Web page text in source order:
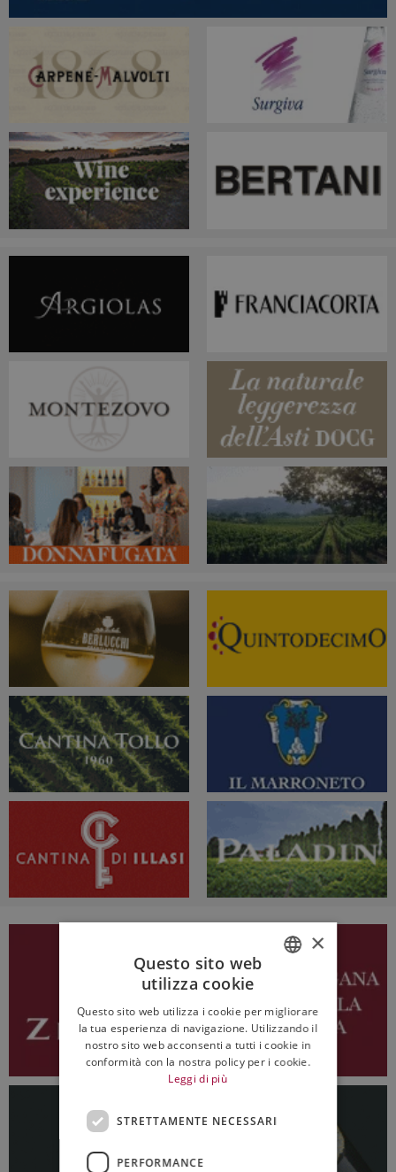
ENGLISH
×
Questo sito web
utilizza cookie
Questo sito web utilizza i cookie per migliorare
la tua esperienza di navigazione. Utilizzando il
nostro sito web acconsenti a tutti i cookie in
conformità con la nostra policy per i cookie.
Leggi di più
STRETTAMENTE NECESSARI
PERFORMANCE